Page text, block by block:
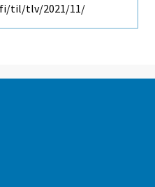
til/tlv/2021/11/